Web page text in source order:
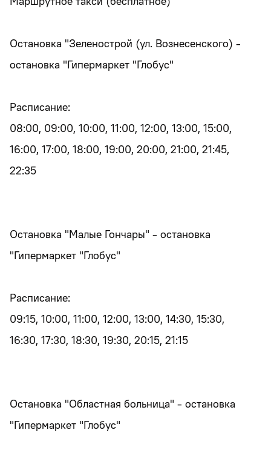
Остановка "Зеленострой (ул. Вознесенского) -
остановка "Гипермаркет "Глобус"
Расписание:
08:00, 09:00, 10:00, 11:00, 12:00, 13:00, 15:00,
16:00, 17:00, 18:00, 19:00, 20:00, 21:00, 21:45,
22:35
Остановка "Малые Гончары" - остановка
"Гипермаркет "Глобус"
Расписание:
09:15, 10:00, 11:00, 12:00, 13:00, 14:30, 15:30,
16:30, 17:30, 18:30, 19:30, 20:15, 21:15
Остановка "Областная больница" - остановка
"Гипермаркет "Глобус"